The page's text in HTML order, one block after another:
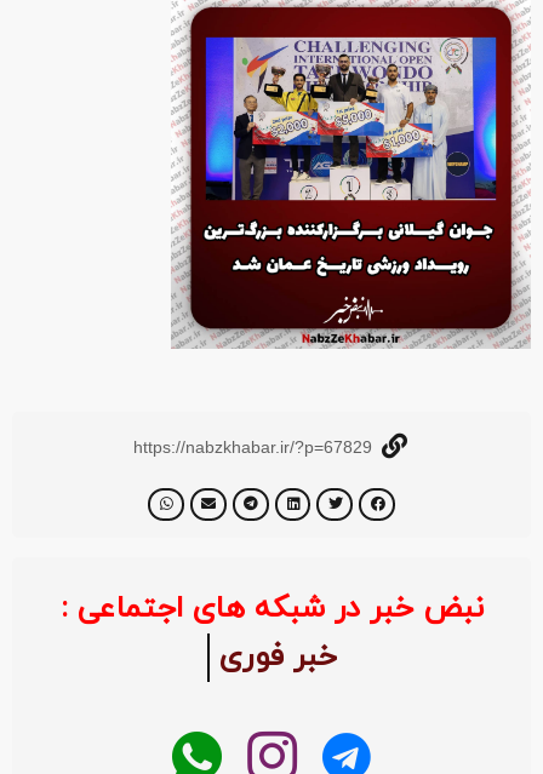
https://nabzkhabar.ir/?p=67829
نبض خبر در شبکه های اجتماعی :
خبر فوری